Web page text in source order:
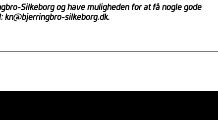
Silkeborg og have muligheden for at få nogle gode
kn@bjerringbro-silkeborg.dk.